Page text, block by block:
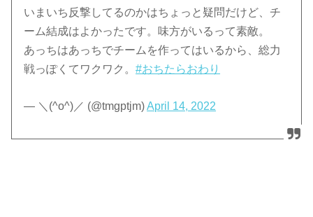
いまいち反撃してるのかはちょっと疑問だけど、チ
ーム結成はよかったです。味方がいるって素敵。
あっちはあっちでチームを作ってはいるから、総力
戦っぽくてワクワク。#おちたらおわり
— ＼(^o^)／ (@tmgptjm)April 14, 2022